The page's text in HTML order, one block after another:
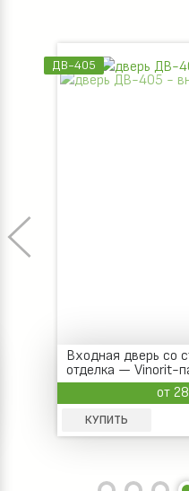
ДВ-405
Входная дверь со
отделка — Vinorit-
от
КУПИТЬ